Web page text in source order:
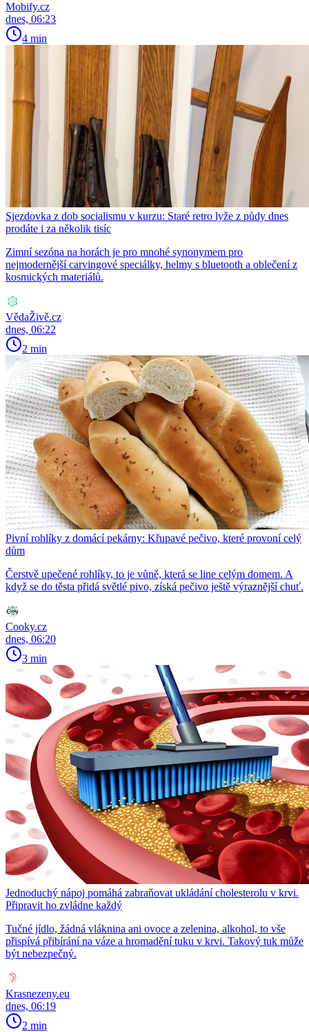
Mobify.cz
dnes, 06:23
4 min
Sjezdovka z dob socialismu v kurzu: Staré retro lyže z půdy dnes
prodáte i za několik tisíc
Zimní sezóna na horách je pro mnohé synonymem pro
nejmodernější carvingové speciálky, helmy s bluetooth a oblečení z
kosmických materiálů.
VědaŽivě.cz
dnes, 06:22
2 min
Pivní rohlíky z domácí pekárny: Křupavé pečivo, které provoní celý
dům
Čerstvě upečené rohlíky, to je vůně, která se line celým domem. A
když se do těsta přidá světlé pivo, získá pečivo ještě výraznější chuť.
Cooky.cz
dnes, 06:20
3 min
Jednoduchý nápoj pomáhá zabraňovat ukládání cholesterolu v krvi.
Připravit ho zvládne každý
Tučné jídlo, žádná vláknina ani ovoce a zelenina, alkohol, to vše
přispívá přibírání na váze a hromadění tuku v krvi. Takový tuk může
být nebezpečný.
Krasnezeny.eu
dnes, 06:19
2 min